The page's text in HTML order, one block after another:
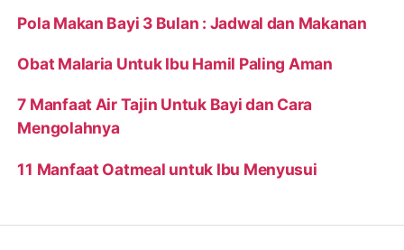
Pola Makan Bayi 3 Bulan : Jadwal dan Makanan
Obat Malaria Untuk Ibu Hamil Paling Aman
7 Manfaat Air Tajin Untuk Bayi dan Cara
Mengolahnya
11 Manfaat Oatmeal untuk Ibu Menyusui